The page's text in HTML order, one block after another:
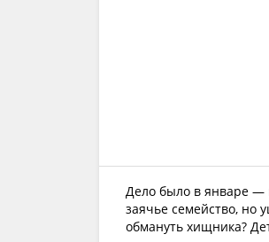
Дело было в январе —
заячье семейство, но
обмануть хищника?